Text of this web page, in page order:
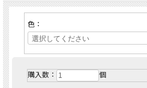
色：
購入数： 個